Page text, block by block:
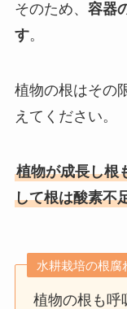
そのため、 容器
す。
植物の根はその
えてください。
植物が成長し根
して根は酸素不
水耕栽培の根腐
植物の根も呼